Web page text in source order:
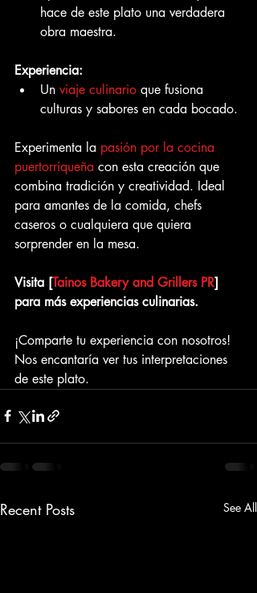
hace de este plato una verdadera
obra maestra.
Experiencia:
Un viaje culinario que fusiona
culturas y sabores en cada bocado.
Experimenta la pasión por la cocina
puertorriqueña con esta creación que
combina tradición y creatividad. Ideal
para amantes de la comida, chefs
caseros o cualquiera que quiera
sorprender en la mesa.
Visita [Tainos Bakery and Grillers PR]
para más experiencias culinarias.
¡Comparte tu experiencia con nosotros!
Nos encantaría ver tus interpretaciones
de este plato.
Recent Posts See All